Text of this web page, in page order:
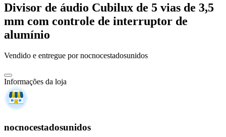
Divisor de áudio Cubilux de 5 vias de 3,5
mm com controle de interruptor de
alumínio
Vendido e entregue por nocnocestadosunidos
Informações da loja
nocnocestadosunidos